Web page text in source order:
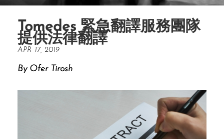
Tomedes 緊急翻譯服務團隊
提供法律翻譯
APR 17, 2019
By Ofer Tirosh